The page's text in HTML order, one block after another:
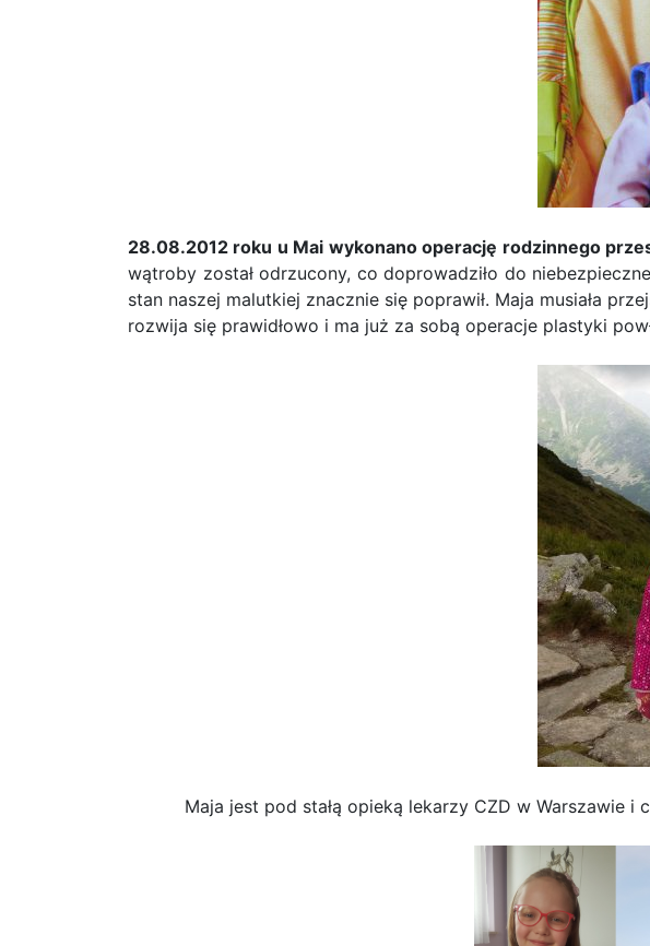
28.08.2012 roku u Mai wykonano operację rodzinnego
wątroby został odrzucony, co doprowadziło do
stan naszej malutkiej znacznie się poprawił. Maja musiała
rozwija się prawidłowo i ma już za sobą operacje plastyki
Maja jest pod stałą opieką lekarzy CZD w Warszawie